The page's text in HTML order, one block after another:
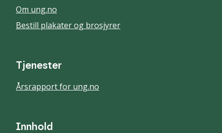
Om ung.no
Bestill plakater og brosjyrer
Tjenester
Årsrapport for ung.no
Innhold